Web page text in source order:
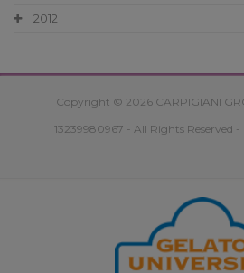
2012
Copyright © 2026 CARPIGIANI
13239980967 - All Rights Reserved -